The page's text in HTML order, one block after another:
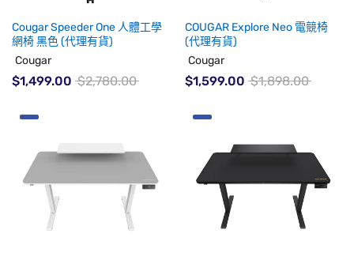
Cougar Speeder One 人體工學
網椅 黑色 (代理有貨)
Cougar
$1,499.00 $2,780.00
COUGAR Explore Neo 電競椅
(代理有貨)
Cougar
$1,599.00 $1,898.00